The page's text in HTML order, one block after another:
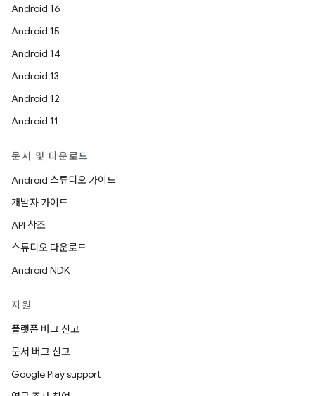
Android 16
Android 15
Android 14
Android 13
Android 12
Android 11
문서 및 다운로드
Android 스튜디오 가이드
개발자 가이드
API 참조
스튜디오 다운로드
Android NDK
지원
플랫폼 버그 신고
문서 버그 신고
Google Play support